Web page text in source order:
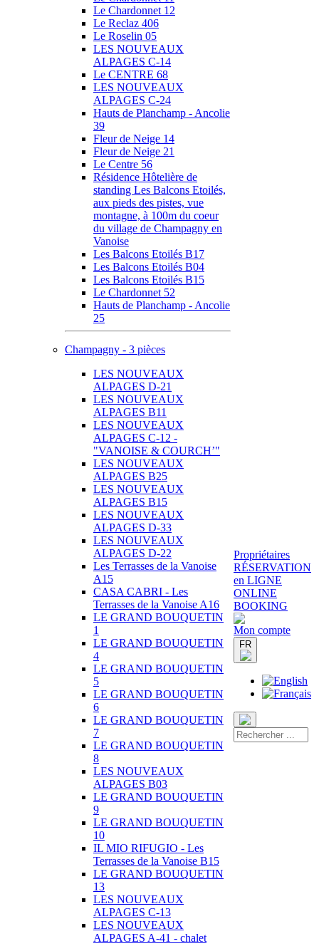
Le Chardonnet 12
Le Reclaz 406
Le Roselin 05
LES NOUVEAUX
ALPAGES C-14
Le CENTRE 68
LES NOUVEAUX
ALPAGES C-24
Hauts de Planchamp - Ancolie
39
Fleur de Neige 14
Fleur de Neige 21
Le Centre 56
Résidence Hôtelière de
standing Les Balcons Etoilés,
aux pieds des pistes, vue
montagne, à 100m du coeur
du village de Champagny en
Vanoise
Les Balcons Etoilés B17
Les Balcons Etoilés B04
Les Balcons Etoilés B15
Le Chardonnet 52
Hauts de Planchamp - Ancolie
25
Champagny - 3 pièces
LES NOUVEAUX
ALPAGES D-21
LES NOUVEAUX
ALPAGES B11
LES NOUVEAUX
ALPAGES C-12 -
"VANOISE & COURCH’"
LES NOUVEAUX
ALPAGES B25
LES NOUVEAUX
ALPAGES B15
LES NOUVEAUX
ALPAGES D-33
LES NOUVEAUX
ALPAGES D-22
Les Terrasses de la Vanoise
A15
CASA CABRI - Les
Terrasses de la Vanoise A16
LE GRAND BOUQUETIN
1
LE GRAND BOUQUETIN
4
LE GRAND BOUQUETIN
5
LE GRAND BOUQUETIN
6
LE GRAND BOUQUETIN
7
LE GRAND BOUQUETIN
8
LES NOUVEAUX
ALPAGES B03
LE GRAND BOUQUETIN
9
LE GRAND BOUQUETIN
10
IL MIO RIFUGIO - Les
Terrasses de la Vanoise B15
LE GRAND BOUQUETIN
13
LES NOUVEAUX
ALPAGES C-13
LES NOUVEAUX
ALPAGES A-41 - chalet
Propriétaires
RÉSERVATION
en LIGNE
ONLINE
BOOKING
Mon compte
FR